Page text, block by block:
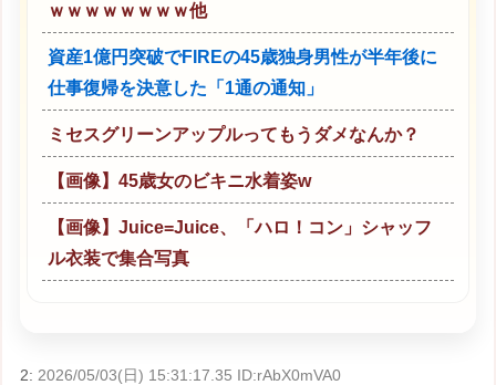
ｗｗｗｗｗｗｗｗ他
資産1億円突破でFIREの45歳独身男性が半年後に
仕事復帰を決意した「1通の通知」
ミセスグリーンアップルってもうダメなんか？
【画像】45歳女のビキニ水着姿w
【画像】Juice=Juice、「ハロ！コン」シャッフ
ル衣装で集合写真
2: 2026/05/03(日) 15:31:17.35 ID:rAbX0mVA0